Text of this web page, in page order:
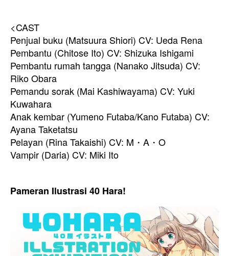
<CAST
Penjual buku (Matsuura Shiori) CV: Ueda Rena
Pembantu (Chitose Ito) CV: Shizuka Ishigami
Pembantu rumah tangga (Nanako Jitsuda) CV:
Riko Obara
Pemandu sorak (Mai Kashiwayama) CV: Yuki
Kuwahara
Anak kembar (Yumeno Futaba/Kano Futaba) CV:
Ayana Taketatsu
Pelayan (Rina Takaishi) CV: M・A・O
Vampir (Daria) CV: Miki Ito
Pameran Ilustrasi 40 Hara!